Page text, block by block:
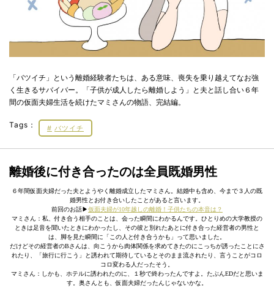
「バツイチ」という離婚経験者たちは、ある意味、喪失を乗り越えてなお強
く生きるサバイバー。「子供が成人したら離婚しよう」と夫と話し合い６年
間の仮面夫婦生活を続けたマミさんの物語、完結編。
Tags： バツイチ
離婚後に付き合ったのは全員既婚男性
６年間仮面夫婦だった夫とようやく離婚成立したマミさん。結婚中も含め、今まで３人の既
婚男性とお付き合いしたことがあると言います。
前回のお話▶︎仮面夫婦が10年越しの離婚！子供たちの本音は？
マミさん：私、付き合う相手のことは、会った瞬間にわかるんです。ひとりめの大学教授の
ときは足音を聞いたときにわかったし、その彼と別れたあとに付き合った経営者の男性と
は、脚を見た瞬間に「この人と付き合うかも」って思いました。
だけどその経営者のBさんは、向こうから肉体関係を求めてきたのにこっちが誘ったことにさ
れたり、「旅行に行こう」と誘われて期待しているとそのまま流されたり、言うことがコロ
コロ変わる人だったそう。
マミさん：しかも、ホテルに誘われたのに、１秒で終わったんですよ。たぶんEDだと思いま
す。奥さんとも、仮面夫婦だったんじゃないかな。